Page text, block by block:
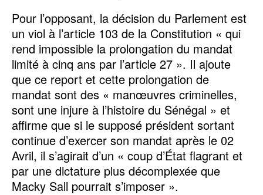
Pour l’opposant, la décision du Parlement est
un viol à l’article 103 de la Constitution « qui
rend impossible la prolongation du mandat
limité à cinq ans par l’article 27 ». Il ajoute
que ce report et cette prolongation de
mandat sont des « manœuvres criminelles,
sont une injure à l’histoire du Sénégal » et
affirme que si le supposé président sortant
continue d’exercer son mandat après le 02
Avril, il s’agirait d’un « coup d’État flagrant et
par une dictature plus décomplexée que
Macky Sall pourrait s’imposer ».